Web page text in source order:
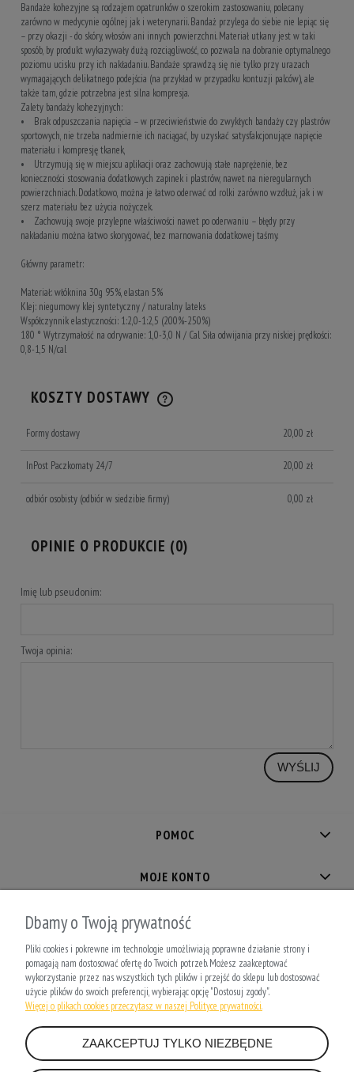
Bandaże kohezyjne są rodzajem opatrunków o szerokim zastosowaniu, polecany
zarówno w medycynie ogólnej jak i weterynarii. Bandaż przylega do siebie nie lepiąc się
– przy okazji - do skóry, włosów ani innych powierzchni. Materiał utkany jest w taki
sposób, by produkt wykazywały dużą rozciągliwość, co pozwala na dobranie optymalnego
poziomu ucisku przy ich nakładaniu. Bandaże sprawdzą się nie tylko przy urazach
wymagających delikatnego podejścia (na przykład w przypadku kontuzji palców), ale
także tam, gdzie potrzebna jest silna kompresja.
Zalety bandaży kohezyjnych:
• Brak odpuszczania napięcia – w przeciwieństwie do zwykłych bandaży czy plastrów
sportowych, nie trzeba nadmiernie ich naciągać, by uzyskać satysfakcjonujące napięcie
materiału i kompresję tkanek,
• Utrzymują się w miejscu aplikacji oraz zachowują stałe naprężenie, bez
konieczności stosowania dodatkowych zapinek i plastrów, nawet na nieregularnych
powierzchniach. Dodatkowo, można je łatwo oderwać od rolki zarówno wzdłuż, jak i w
szerz materiału bez użycia nożyczek.
• Zachowują swoje przylepne właściwości nawet po oderwaniu – błędy przy
nakładaniu można łatwo skorygować, bez marnowania dodatkowej taśmy.
Główny parametr:
Materiał: włóknina 30g 95%, elastan 5%
Klej: niegumowy klej syntetyczny / naturalny lateks
Współczynnik elastyczności: 1:2,0-1:2,5 (200%-250%)
180 ° Wytrzymałość na odrywanie: 1,0-3,0 N / Cal Siła odwijania przy niskiej prędkości:
0,8-1,5 N/cal
KOSZTY DOSTAWY
CENA NIE ZAWIERA EWENTUALNYCH KOSZTÓW PŁATNOŚCI
Formy dostawy
20,00 zł
InPost Paczkomaty 24/7 20,00 zł
odbiór osobisty(odbiór w siedzibie firmy) 0,00 zł
OPINIE O PRODUKCIE (0)
Imię lub pseudonim:
Twoja opinia:
WYŚLIJ
POMOC
MOJE KONTO
PŁATNOŚCI I DOSTAWA
INFORMACJE
O NAS
Dbamy o Twoją prywatność
Pliki cookies i pokrewne im technologie umożliwiają poprawne działanie strony i
pomagają nam dostosować ofertę do Twoich potrzeb. Możesz zaakceptować
wykorzystanie przez nas wszystkich tych plików i przejść do sklepu lub dostosować
użycie plików do swoich preferencji, wybierając opcję "Dostosuj zgody".
Więcej o plikach cookies przeczytasz w naszej Polityce prywatności.
ZAAKCEPTUJ TYLKO NIEZBĘDNE